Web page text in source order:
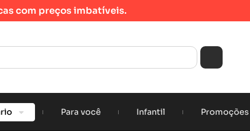
com preços imbatíveis.
Para você Infantil Promoções